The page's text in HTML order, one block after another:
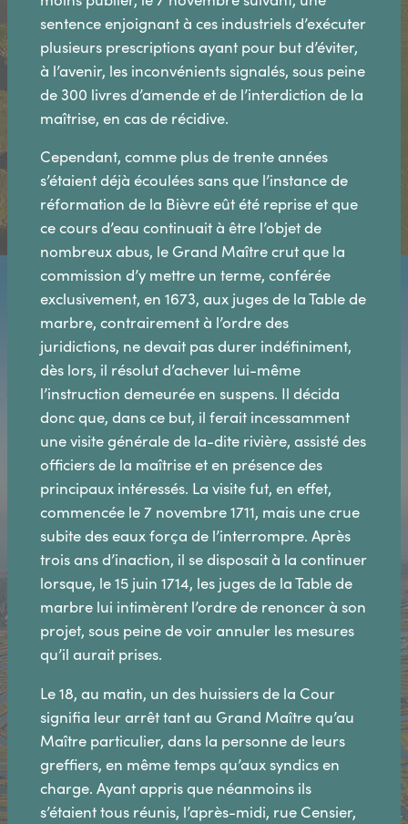
sentence enjoignant à ces industriels d’exécuter
plusieurs prescriptions ayant pour but d’éviter,
à l’avenir, les inconvénients signalés, sous peine
de 300 livres d’amende et de l’interdiction de la
maîtrise, en cas de récidive.
Cependant, comme plus de trente années
s’étaient déjà écoulées sans que l’instance de
réformation de la Bièvre eût été reprise et que
ce cours d’eau continuait à être l’objet de
nombreux abus, le Grand Maître crut que la
commission d’y mettre un terme, conférée
exclusivement, en 1673, aux juges de la Table de
marbre, contrairement à l’ordre des
juridictions, ne devait pas durer indéfiniment,
dès lors, il résolut d’achever lui-même
l’instruction demeurée en suspens. Il décida
donc que, dans ce but, il ferait incessamment
une visite générale de la-dite rivière, assisté des
officiers de la maîtrise et en présence des
principaux intéressés. La visite fut, en effet,
commencée le 7 novembre 1711, mais une crue
subite des eaux força de l’interrompre. Après
trois ans d’inaction, il se disposait à la continuer
lorsque, le 15 juin 1714, les juges de la Table de
marbre lui intimèrent l’ordre de renoncer à son
projet, sous peine de voir annuler les mesures
qu’il aurait prises.
Le 18, au matin, un des huissiers de la Cour
signifia leur arrêt tant au Grand Maître qu’au
Maître particulier, dans la personne de leurs
greffiers, en même temps qu’aux syndics en
charge. Ayant appris que néanmoins ils
s’étaient tous réunis, l’après-midi, rue Censier,